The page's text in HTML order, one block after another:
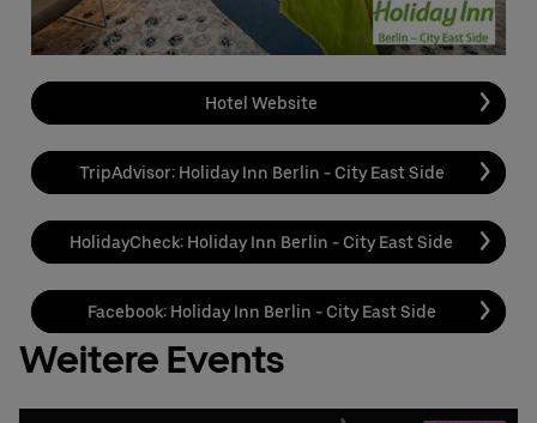
Hotel Website
TripAdvisor: Holiday Inn Berlin - City East Side
HolidayCheck: Holiday Inn Berlin - City East Side
Facebook: Holiday Inn Berlin - City East Side
Weitere Events